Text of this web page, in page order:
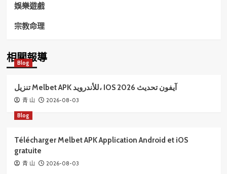
娛樂遊戲
宗教命理
相關報導
Blog
تنزيل Melbet APK للأندرويد، IOS آيفون تحديث 2026
青 山 2026-08-03
Blog
Télécharger Melbet APK Application Android et iOS
gratuite
青 山 2026-08-03